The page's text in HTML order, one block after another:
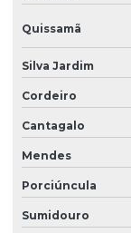
Quissamã
Silva Jardim
Cordeiro
Cantagalo
Mendes
Porciúncula
Sumidouro